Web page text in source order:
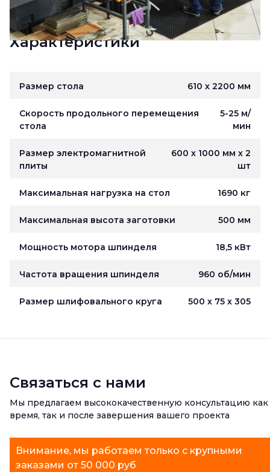
Характеристики
Размер стола 610 х 2200 мм
Скорость продольного перемещения
стола
5-25 м/
мин
Размер электромагнитной
плиты
600 х 1000 мм х 2
шт
Максимальная нагрузка на стол 1690 кг
Максимальная высота заготовки 500 мм
Мощность мотора шпинделя 18,5 кВт
Частота вращения шпинделя 960 об/мин
Размер шлифовального круга 500 х 75 х 305
Связаться с нами
Мы предлагаем высококачественную консультацию как
время, так и после завершения вашего проекта
Внимание, мы работаем только с крупными
заказами от 50 000 руб